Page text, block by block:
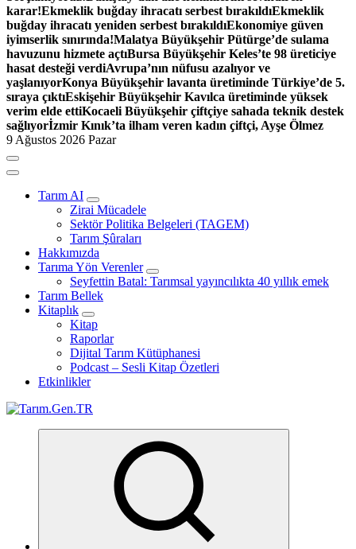
karar!Ekmeklik buğday ihracatı serbest bırakıldıEkmeklik
buğday ihracatı yeniden serbest bırakıldıEkonomiye güven
iyimserlik sınırında!Malatya Büyükşehir Pütürge’de sulama
havuzunu hizmete açtıBursa Büyükşehir Keles’te 98 üreticiye
hasat desteği verdiAvrupa’nın nüfusu azalıyor ve
yaşlanıyorKonya Büyükşehir lavanta üretiminde Türkiye’de 5.
sıraya çıktıEskişehir Büyükşehir Kavılca üretiminde yüksek
verim elde ettiKocaeli Büyükşehir çiftçiye sahada teknik destek
sağlıyorİzmir Kınık’ta ilham veren kadın çiftçi, Ayşe Ölmez
9 Ağustos 2026 Pazar
Tarım AI
Zirai Mücadele
Sektör Politika Belgeleri (TAGEM)
Tarım Şûraları
Hakkımızda
Tarıma Yön Verenler
Seyfettin Batal: Tarımsal yayıncılıkta 40 yıllık emek
Tarım Bellek
Kitaplık
Kitap
Raporlar
Dijital Tarım Kütüphanesi
Podcast – Sesli Kitap Özetleri
Etkinlikler
Türk Tarımının İnternetteki Adresi